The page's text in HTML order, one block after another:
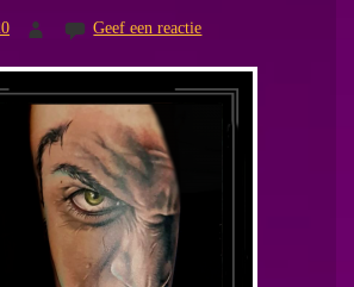
Geef een reactie